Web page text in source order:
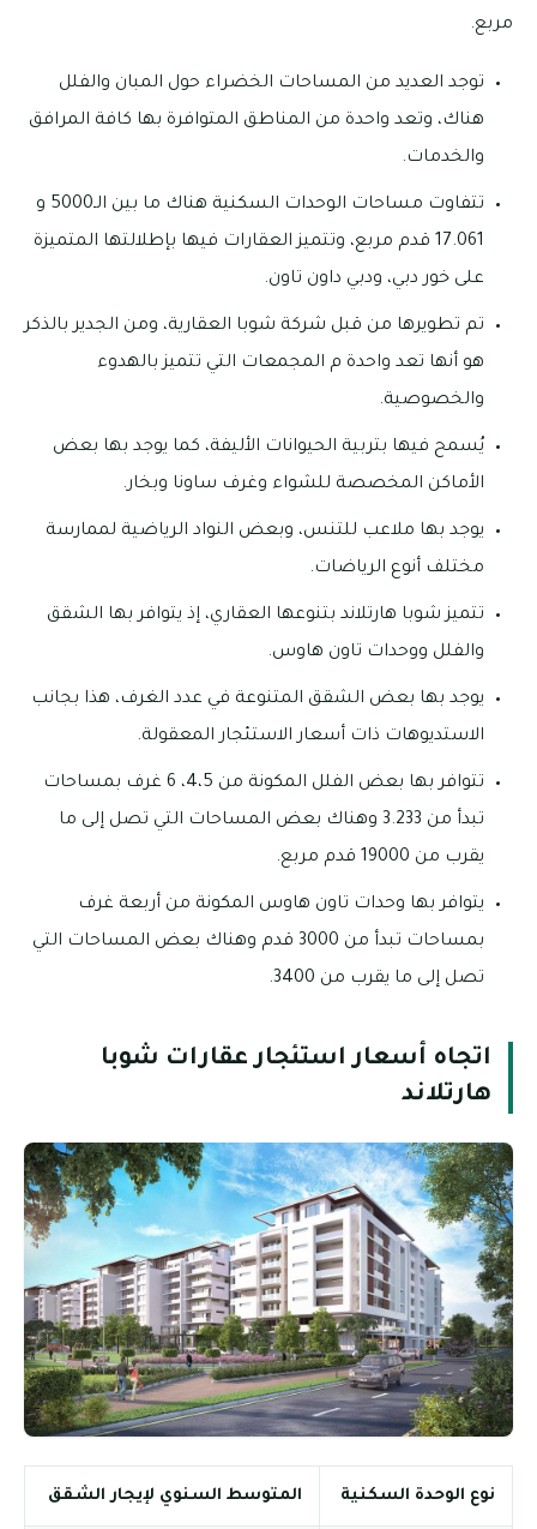
مربع.
توجد العديد من المساحات الخضراء حول المبان والفلل
هناك، وتعد واحدة من المناطق المتوافرة بها كافة المرافق
والخدمات.
تتفاوت مساحات الوحدات السكنية هناك ما بين الـ5000 و
17.061 قدم مربع، وتتميز العقارات فيها بإطلالتها المتميزة
على خور دبي، ودبي داون تاون.
تم تطويرها من قبل شركة شوبا العقارية، ومن الجدير بالذكر
هو أنها تعد واحدة م المجمعات التي تتميز بالهدوء
والخصوصية.
يُسمح فيها بتربية الحيوانات الأليفة، كما يوجد بها بعض
الأماكن المخصصة للشواء وغرف ساونا وبخار.
يوجد بها ملاعب للتنس، وبعض النواد الرياضية لممارسة
مختلف أنوع الرياضات.
تتميز شوبا هارتلاند بتنوعها العقاري، إذ يتوافر بها الشقق
والفلل ووحدات تاون هاوس.
يوجد بها بعض الشقق المتنوعة في عدد الغرف، هذا بجانب
الاستديوهات ذات أسعار الاستئجار المعقولة.
تتوافر بها بعض الفلل المكونة من 4،5، 6 غرف بمساحات
تبدأ من 3.233 وهناك بعض المساحات التي تصل إلى ما
يقرب من 19000 قدم مربع.
يتوافر بها وحدات تاون هاوس المكونة من أربعة غرف
بمساحات تبدأ من 3000 قدم وهناك بعض المساحات التي
تصل إلى ما يقرب من 3400.
اتجاه أسعار استئجار عقارات شوبا
هارتلاند
نوع الوحدة السكنية المتوسط السنوي لإيجار الشقق